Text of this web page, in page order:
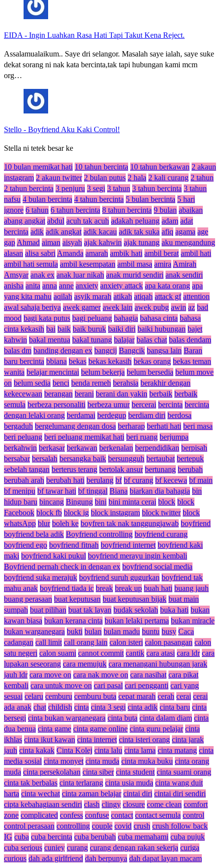
EIDA - Ingin Luahkan Rasa Hati Tapi Takut Kena Reject.
Assalamualaikum.. Saye dri selangor. Masalah saye ialah, saye suke
dekat sorang ni nak kata bercinta,tak tapi hubungan kami mcm
org…
Stello - Boyfriend Aku Kaki Control!
Stella ni tetek besar ke
10 bulan memikat hati 10 tahun bercinta 10 tahun berkawan 2 akaun
instagram 2 akaun twitter 2 bulan putus 2 hala 2 kali curang 2 tahun
2 tahun bercinta 3 penjuru 3 segi 3 tahun 3 tahun bercinta 3 tahun
nafsu 4 bulan bercinta 4 tahun bercinta 5 bulan bercinta 5 hari
ignore 6 tahun 6 tahun bercinta 8 tahun bercinta 9 bulan abaikan
abang angkat abdul acuh tak acuh adakah peluang adam adat
bercinta adik adik angkat adik kacau adik tak suka afiq agama age
gap Ahmad aiman aisyah ajak kahwin ajak tunang aku mengandung
alasan alisa sabri Amanda amarah ambik hati ambil berat ambil hati
ambil hati semula ambil kesempatan ambil masa amira Amirah
Amsyar anak ex anak luar nikah anak murid sendiri anak sendiri
anisha anita anna anne anxiety anxiety attack apa kata orang apa
yang kita mahu aqilah asyik marah atikah atiqah attack gf attention
awal sahaja beriya awek gamer awek lain awek pubg awin az bad
mood bagi kata putus bagi peluang bahagia bahasa cinta bahasa
cinta kekasih bai baik baik buruk baiki diri baiki hubungan bajet
kahwin bakal mentua bakal tunang balajar balas chat balas dendam
balas dm banding dengan ex bangcij Bangcik bangsa lain Baran
baru bercinta bbiana bekas bekas kekasih bekas orang bekas teman
wanita belajar mencintai belum bekerja belum bersedia belum move
on belum sedia benci benda remeh berahsia berakhir dengan
kekecewaan berangan berani berani dan yakin berbaik berbaik
semula berbeza personaliti berbeza umur bercerai bercinta bercinta
dengan lelaki orang berdamai berdegup berdiam diri berdosa
bergaduh bergelumang dengan dosa berharap berhati hati beri masa
beri peluang beri peluang memikat hati beri ruang berjumpa
berkahwin berkasar berkawan berkenalan berpendidikan berpisah
bersabar bersalah bersangka baik bersungguh bertaubat bertepuk
sebelah tangan berterus terang bertolak ansur bertunang berubah
berubah arah berubah hati berulang bf bf curang bf kecewa bf main
bf menipu bf tawar hati bf tinggal Biana biarkan dia bahagia bin
hidup baru bincang Bingung bini bini minta cerai block block
Facebook block fb block ig block instagram block twitter block
whatsApp blur boleh ke boyfren tak nak tanggungjawab boyfriend
boyfriend bela adik Boyfriend controlling boyfriend curang
boyfriend ego boyfriend fitnah boyfriend internet boyfriend kaki
maki boyfriend kaki pukul boyfriend merayu ingin kembali
Boyfriend pernah check in dengan ex boyfriend social media
boyfriend suka merajuk boyfriend suruh gugurkan boyfriend tak
mahu anak boyfriend tiada ic break break up buah hati buang jauh
buang perasaan buat keputusan buat keputusan bijak buat main
sumpah buat pilihan buat tak layan budak sekolah buka hati bukan
kawan biasa bukan kerana cinta bukan lelaki pertama bukan miracle
bukan warganegara bukti bulan bulan madu buntu busy Caca
cadangan call limit call orang lain calon isteri calon pasangan calon
satu negeri calon suami cannot commit cantik cara atasi cara ldr cara
lupakan seseorang cara memujuk cara menangani hubungan jarak
jauh ldr cara move on cara nak move on cara nasihat cara pikat
kembali cara untuk move on cari pasal cari pengganti cari yang
sesuai celaru cemburu cemburu buta cepat marah cerah cerai cerai
ada anak chat childish cinta cinta 3 segi cinta adik cinta baru cinta
bersegi cinta bukan warganegara cinta buta cinta dalam diam cinta
dua benua cinta game cinta game online cinta guru pelajar cinta
ikhlas cinta ikut kawan cinta internet cinta isteri orang cinta jarak
jauh cinta kakak Cinta Kolej cinta lalu cinta lama cinta matang cinta
media sosial cinta monyet cinta muda cinta muka buku cinta orang
muda cinta persekolahan cinta siber cinta student cinta suami orang
cinta tak berbalas cinta terlarang cinta usia muda cinta wang duit
harta cinta wechat cinta zaman belajar cintai diri cintai diri sendiri
cipta kebahagiaan sendiri clash clingy closure come clean comfort
zone complicated confess confuse contact contact semula control
control perasaan controlling couple covid crush crush follow back
IG cuba cuba bercinta cuba berubah cuba memahami cuba pujuk
cuba serious cuniey curang curang dengan rakan sekerja curiga
curious dah ada girlfriend dah berpunya dah dapat layan macam